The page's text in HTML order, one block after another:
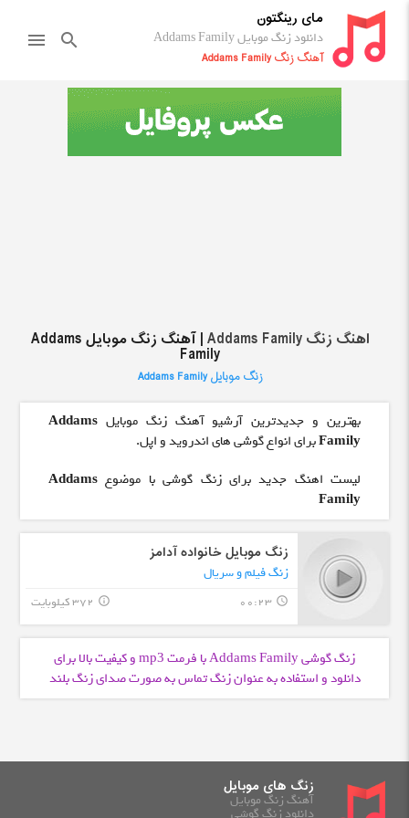
مای رینگتون
دانلود زنگ موبایل Addams Family
آهنگ زنگ Addams Family
search
menu
اهنگ زنگ Addams Family | آهنگ زنگ موبایل Addams
Family
زنگ موبایل Addams Family
بهترین و جدیدترین آرشیو آهنگ زنگ موبایلAddams
Familyبرای انواع گوشی های اندروید و اپل.
لیست اهنگ جدید برای زنگ گوشی با موضوعAddams
Family
زنگ موبایل خانواده آدامز
زنگ فیلم و سریال
query_builder
00:23 372 کیلوبایت info_outline
زنگ گوشی Addams Family با فرمت mp3 و کیفیت بالا برای
دانلود و استفاده به عنوان زنگ تماس به صورت صدای زنگ بلند
زنگ های موبایل
آهنگ زنگ موبایل
دانلود زنگ گوشی